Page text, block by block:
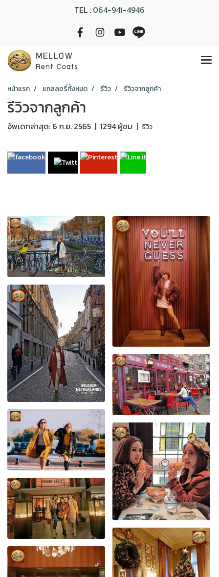
TEL : 064-941-4946
หน้าแรก แกลลอรี่ทั้งหมด รีวิว รีวิวจากลูกค้า
รีวิวจากลูกค้า
อัพเดทล่าสุด: 6 ก.ย. 2565 | 1294 ผู้ชม | รีวิว